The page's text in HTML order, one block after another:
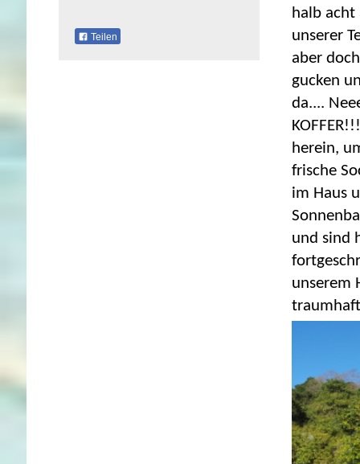
halb
unserer
aber
gucken
da....
herein,
frische
im Haus
und sind
unserem
Teilen